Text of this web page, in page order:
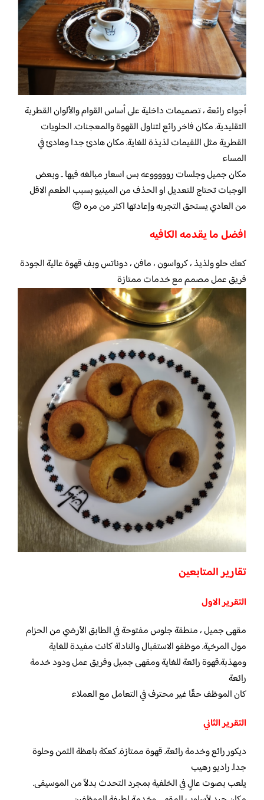
أجواء رائعة ، تصميمات داخلية على أساس القوام والألوان القطرية
التقليدية. مكان فاخر رائع لتناول القهوة والمعجنات. الحلويات
القطرية مثل اللقيمات لذيذة للغاية. مكان هادئ جدا وهادئ في
المساء
مكان جميل وجلسات روووووعه بس اسعار مبالغه فيها .. وبعض
الوجبات تحتاج للتعديل او الحذف من المينيو بسبب الطعم الاقل
من العادي يستحق التجربه وإعادتها اكثر من مره 😍
افضل ما يقدمه الكافيه
كعك حلو ولذيذ ، كرواسون ، مافن ، دوناتس وبف قهوة عالية الجودة
فريق عمل مصمم مع خدمات ممتازة
تقارير المتابعين
التقرير الاول
مقهى جميل ، منطقة جلوس مفتوحة في الطابق الأرضي من الحزام
مول المرخية. موظفو الاستقبال والنادلة كانت مفيدة للغاية
ومهذبة.قهوة رائعة للغاية ومقهى جميل وفريق عمل ودود خدمة
رائعة
كان الموظف حقًا غير محترف في التعامل مع العملاء
التقرير الثاني
ديكور رائع وخدمة رائعة. قهوة ممتازة. كعكة باهظة الثمن وحلوة
جدا. راديو رهيب
يلعب بصوت عالٍ في الخلفية بمجرد التحدث بدلاً من الموسيقى.